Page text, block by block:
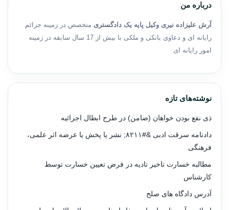
درباره من
آرش علیزاده نیری وکیل پایه یک دادگستری متخصص در زمینه جرائم
رایانه ای و دعاوی بانکی و ملکی با بیش از 17 سال سابقه در زمینه
امور رایانه ای
نوشته‌های تازه
ذی نفع بودن خواهان (ضامن) در طرح ابطال اجرائیه
دادنامه سرقت ادبی &#۸۲۱۱; نشر یا پخش یا عرضه اثر علمی،
فرهنگی
مطالبه خسارت تاخیر تادیه در فرض تعیین خسارت توسط
کارشناس
آدرس دادگاه های صلح